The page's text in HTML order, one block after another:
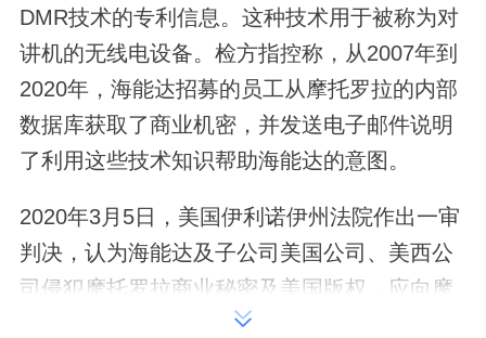
DMR技术的专利信息。这种技术用于被称为对
讲机的无线电设备。检方指控称，从2007年到
2020年，海能达招募的员工从摩托罗拉的内部
数据库获取了商业机密，并发送电子邮件说明
了利用这些技术知识帮助海能达的意图。
2020年3月5日，美国伊利诺伊州法院作出一审
判决，认为海能达及子公司美国公司、美西公
司侵犯摩托罗拉商业秘密及美国版权，应向摩
托罗拉支付损害赔偿3.46亿美元及惩罚性赔偿